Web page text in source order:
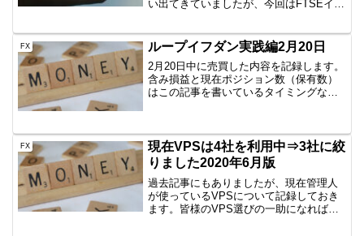
い出てきていましたが、今回はFTSEイギ
ないのー？というのが聞こえてきそうで
すが、イギ...
FX ループイフダン実践編2月20日
2月20日中に売買した内容を記録します。
含み損益と現在ポジション数（保有数）
はこの記事を書いているタイミングなの
すので、公開です。A...
FX
現在VPSは4社を利用中⇒3社に絞
りました2020年6月版
過去記事にもありましたが、現在管理人
が使っているVPSについて記録しておき
ます。皆様のVPS選びの一助になればと